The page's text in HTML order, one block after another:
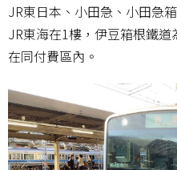
JR東日本、小田急、小田急
JR東海在1樓，伊豆箱根鐵
在同付費區內。